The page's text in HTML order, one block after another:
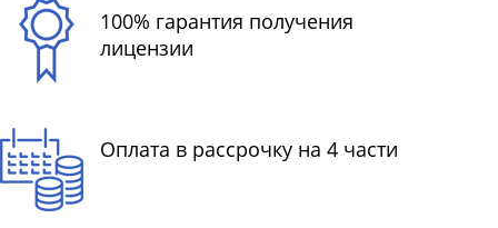
100% гарантия получения
лицензии
Оплата в рассрочку на 4 части